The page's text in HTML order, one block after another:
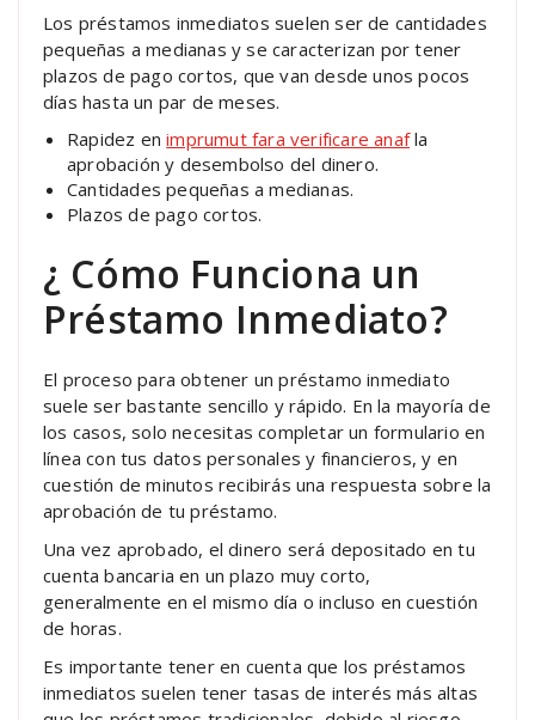
Los préstamos inmediatos suelen ser de cantidades
pequeñas a medianas y se caracterizan por tener
plazos de pago cortos, que van desde unos pocos
días hasta un par de meses.
Rapidez enimprumut fara verificare anafla
aprobación y desembolso del dinero.
Cantidades pequeñas a medianas.
Plazos de pago cortos.
¿ Cómo Funciona un
Préstamo Inmediato?
El proceso para obtener un préstamo inmediato
suele ser bastante sencillo y rápido. En la mayoría de
los casos, solo necesitas completar un formulario en
línea con tus datos personales y financieros, y en
cuestión de minutos recibirás una respuesta sobre la
aprobación de tu préstamo.
Una vez aprobado, el dinero será depositado en tu
cuenta bancaria en un plazo muy corto,
generalmente en el mismo día o incluso en cuestión
de horas.
Es importante tener en cuenta que los préstamos
inmediatos suelen tener tasas de interés más altas